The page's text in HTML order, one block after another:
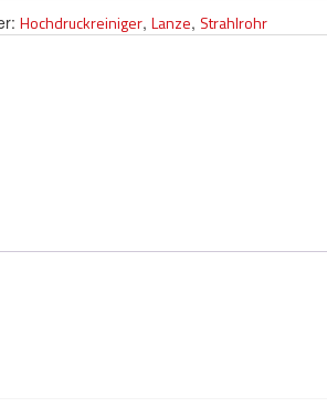
Hochdruckreiniger,Lanze, Strahlrohr